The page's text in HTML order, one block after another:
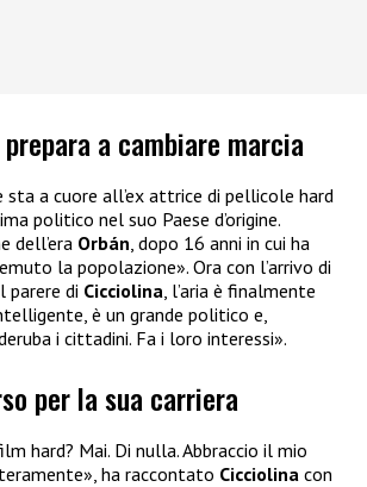
prepara a cambiare marcia
a cuore all’ex attrice di pellicole hard
politico nel suo Paese d’origine.
dell’era Orbán , dopo 16 anni in cui ha
la popolazione». Ora con l’arrivo di
parere di Cicciolina , l’aria è finalmente
è un grande politico e,
i cittadini. Fa i loro interessi».
per la sua carriera
hard? Mai. Di nulla. Abbraccio il mio
ha raccontato Cicciolina con